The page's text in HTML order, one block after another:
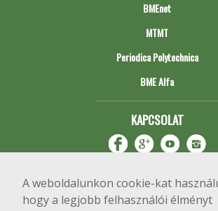
A weboldalunkon cookie-kat
hogy a legjobb felhasználói élményt
BMEnet
MTMT
Periodica Polytechnica
BME Alfa
KAPCSOLAT